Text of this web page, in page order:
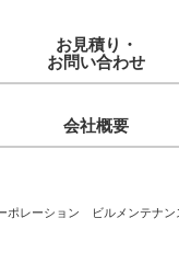
お見積り・
お問い合わせ
会社概要
ポレーション ビルメンテナン